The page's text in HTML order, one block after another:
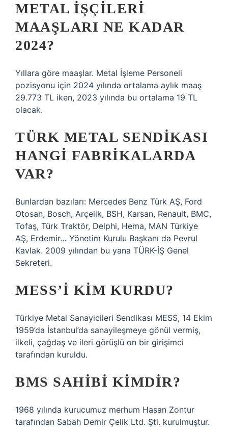
METAL IŞÇILERI
MAAŞLARI NE KADAR
2024?
Yıllara göre maaşlar. Metal İşleme Personeli
pozisyonu için 2024 yılında ortalama aylık maaş
29.773 TL iken, 2023 yılında bu ortalama 19 TL
olacak.
TÜRK METAL SENDIKASI
HANGI FABRIKALARDA
VAR?
Bunlardan bazıları: Mercedes Benz Türk AŞ, Ford
Otosan, Bosch, Arçelik, BSH, Karsan, Renault, BMC,
Tofaş, Türk Traktör, Delphi, Hema, MAN Türkiye
AŞ, Erdemir… Yönetim Kurulu Başkanı da Pevrul
Kavlak. 2009 yılından bu yana TÜRK-İŞ Genel
Sekreteri.
MESS’I KIM KURDU?
Türkiye Metal Sanayicileri Sendikası MESS, 14 Ekim
1959’da İstanbul’da sanayileşmeye gönül vermiş,
ilkeli, çağdaş ve ileri görüşlü on bir girişimci
tarafından kuruldu.
BMS SAHIBI KIMDIR?
1968 yılında kurucumuz merhum Hasan Zontur
tarafından Sabah Demir Çelik Ltd. Şti. kurulmuştur.